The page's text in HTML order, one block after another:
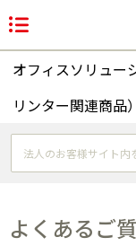
オフィスソリュー
リンター関連商品）
よくあるご